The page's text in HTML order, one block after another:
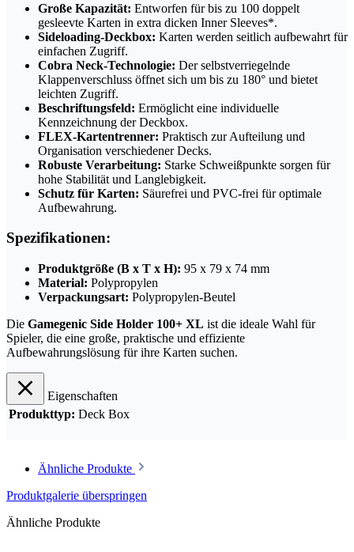
Große Kapazität: Entworfen für bis zu 100 doppelt
gesleevte Karten in extra dicken Inner Sleeves*.
Sideloading-Deckbox: Karten werden seitlich aufbewahrt für
einfachen Zugriff.
Cobra Neck-Technologie: Der selbstverriegelnde
Klappenverschluss öffnet sich um bis zu 180° und bietet
leichten Zugriff.
Beschriftungsfeld: Ermöglicht eine individuelle
Kennzeichnung der Deckbox.
FLEX-Kartentrenner: Praktisch zur Aufteilung und
Organisation verschiedener Decks.
Robuste Verarbeitung: Starke Schweißpunkte sorgen für
hohe Stabilität und Langlebigkeit.
Schutz für Karten: Säurefrei und PVC-frei für optimale
Aufbewahrung.
Spezifikationen:
Produktgröße (B x T x H): 95 x 79 x 74 mm
Material: Polypropylen
Verpackungsart: Polypropylen-Beutel
Die Gamegenic Side Holder 100+ XL ist die ideale Wahl für
Spieler, die eine große, praktische und effiziente
Aufbewahrungslösung für ihre Karten suchen.
Eigenschaften
Produkttyp: Deck Box
Ähnliche Produkte
Produktgalerie überspringen
Ähnliche Produkte